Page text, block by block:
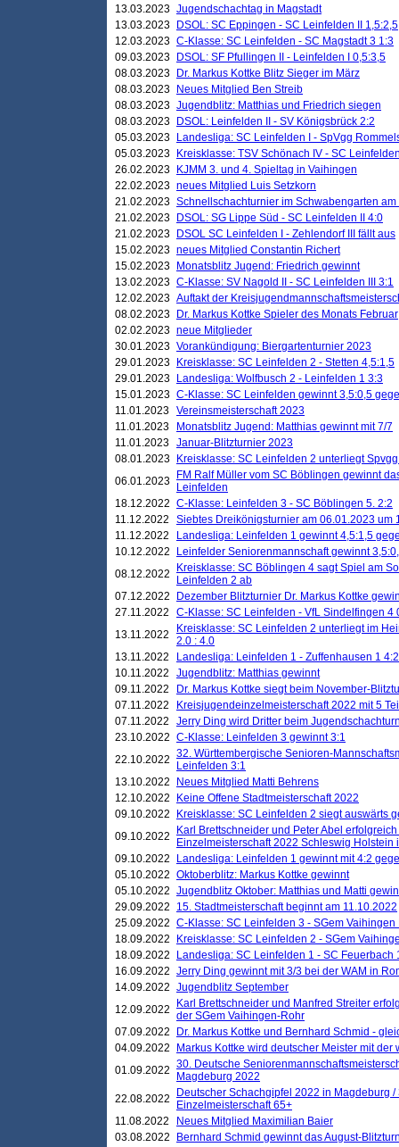
13.03.2023 Jugendschachtag in Magstadt
13.03.2023
DSOL: SC Eppingen - SC Leinfelden II 1,5:2,5
12.03.2023 C-Klasse: SC Leinfelden - SC Magstadt 3 1:3
09.03.2023
DSOL: SF Pfullingen II - Leinfelden I 0,5:3,5
08.03.2023
Dr. Markus Kottke Blitz Sieger im März
08.03.2023
Neues Mitglied Ben Streib
08.03.2023 Jugendblitz: Matthias und Friedrich siegen
08.03.2023
DSOL: Leinfelden II - SV Königsbrück 2:2
05.03.2023
Landesliga: SC Leinfelden I - SpVgg
05.03.2023
Kreisklasse: TSV Schönach IV - SC
26.02.2023
KJMM 3. und 4. Spieltag in Vaihingen
22.02.2023 neues Mitglied Luis Setzkorn
21.02.2023 Schnellschachturnier im Schwabengarten
21.02.2023
DSOL: SG Lippe Süd - SC Leinfelden II 4:0
21.02.2023
DSOL SC Leinfelden I - Zehlendorf III fällt aus
15.02.2023 neues Mitglied Constantin Richert
15.02.2023
Monatsblitz Jugend: Friedrich gewinnt
13.02.2023 C-Klasse: SV Nagold II - SC Leinfelden III 3:1
12.02.2023 Auftakt der
08.02.2023
Dr. Markus Kottke Spieler des Monats Februar
02.02.2023 neue Mitglieder
30.01.2023 Vorankündigung: Biergartenturnier 2023
29.01.2023
Kreisklasse: SC Leinfelden 2 - Stetten 4,5:1,5
29.01.2023
Landesliga: Wolfbusch 2 - Leinfelden 1 3:3
15.01.2023 C-Klasse: SC Leinfelden gewinnt 3,5:0,5
11.01.2023 Vereinsmeisterschaft 2023
11.01.2023
Monatsblitz Jugend: Matthias gewinnt mit 7/7
11.01.2023 Januar-Blitzturnier 2023
08.01.2023
Kreisklasse: SC Leinfelden 2 unterliegt
06.01.2023
FM Ralf Müller vom SC Böblingen gewinnt
Leinfelden
18.12.2022 C-Klasse: Leinfelden 3 - SC Böblingen 5. 2:2
11.12.2022
Siebtes Dreikönigsturnier am 06.01.2023 um
11.12.2022
Landesliga: Leinfelden 1 gewinnt 4,5:1,5
10.12.2022
Leinfelder Seniorenmannschaft gewinnt
08.12.2022
Kreisklasse: SC Böblingen 4 sagt Spiel am
Leinfelden 2 ab
07.12.2022
Dezember Blitzturnier Dr. Markus Kottke
27.11.2022
C-Klasse: SC Leinfelden - VfL Sindelfingen 4
13.11.2022
Kreisklasse: SC Leinfelden 2 unterliegt im
2.0 : 4.0
13.11.2022
Landesliga: Leinfelden 1 - Zuffenhausen 1 4:2
10.11.2022
Jugendblitz: Matthias gewinnt
09.11.2022
Dr. Markus Kottke siegt beim November-
07.11.2022
Kreisjugendeinzelmeisterschaft 2022 mit 5
07.11.2022
Jerry Ding wird Dritter beim
23.10.2022 C-Klasse: Leinfelden 3 gewinnt 3:1
22.10.2022 32. Württembergische Senioren-
Leinfelden 3:1
13.10.2022
Neues Mitglied Matti Behrens
12.10.2022
Keine Offene Stadtmeisterschaft 2022
09.10.2022
Kreisklasse: SC Leinfelden 2 siegt auswärts
09.10.2022
Karl Brettschneider und Peter Abel
Einzelmeisterschaft 2022 Schleswig Holstein
09.10.2022
Landesliga: Leinfelden 1 gewinnt mit 4:2
05.10.2022 Oktoberblitz: Markus Kottke gewinnt
05.10.2022 Jugendblitz Oktober: Matthias und Matti
29.09.2022
15. Stadtmeisterschaft beginnt am 11.10.2022
25.09.2022 C-Klasse: SC Leinfelden 3 - SGem Vaihingen
18.09.2022
Kreisklasse: SC Leinfelden 2 - SGem
18.09.2022
Landesliga: SC Leinfelden 1 - SC Feuerbach
16.09.2022 Jerry Ding gewinnt mit 3/3 bei der WAM in
14.09.2022 Jugendblitz September
12.09.2022
Karl Brettschneider und Manfred Streiter
der SGem Vaihingen-Rohr
07.09.2022
Dr. Markus Kottke und Bernhard Schmid -
04.09.2022
Markus Kottke wird deutscher Meister mit
01.09.2022 30. Deutsche
Magdeburg 2022
22.08.2022
Deutscher Schachgipfel 2022 in Magdeburg
Einzelmeisterschaft 65+
11.08.2022
Neues Mitglied Maximilian Baier
03.08.2022
Bernhard Schmid gewinnt das August-